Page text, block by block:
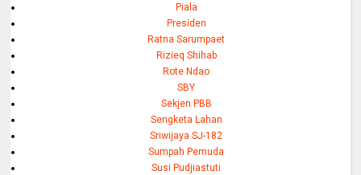
Piala
Presiden
Ratna Sarumpaet
Rizieq Shihab
Rote Ndao
SBY
Sekjen PBB
Sengketa Lahan
Sriwijaya SJ-182
Sumpah Pemuda
Susi Pudjiastuti